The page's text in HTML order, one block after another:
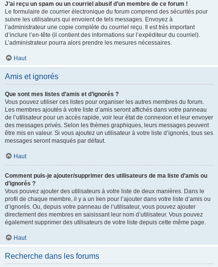
J’ai reçu un spam ou un courriel abusif d’un membre de ce forum !
Le formulaire de courrier électronique du forum comprend des sécurités pour
suivre les utilisateurs qui envoient de tels messages. Envoyez à
l’administrateur une copie complète du courriel reçu. Il est très important
d’inclure l’en-tête (il contient des informations sur l’expéditeur du courriel).
L’administrateur pourra alors prendre les mesures nécessaires.
Haut
Amis et ignorés
Que sont mes listes d’amis et d’ignorés ?
Vous pouvez utiliser ces listes pour organiser les autres membres du forum.
Les membres ajoutés à votre liste d’amis seront affichés dans votre panneau
de l’utilisateur pour un accès rapide, voir leur état de connexion et leur envoyer
des messages privés. Selon les thèmes graphiques, leurs messages peuvent
être mis en valeur. Si vous ajoutez un utilisateur à votre liste d’ignorés, tous ses
messages seront masqués par défaut.
Haut
Comment puis-je ajouter/supprimer des utilisateurs de ma liste d’amis ou
d’ignorés ?
Vous pouvez ajouter des utilisateurs à votre liste de deux manières. Dans le
profil de chaque membre, il y a un lien pour l’ajouter dans votre liste d’amis ou
d’ignorés. Ou, depuis votre panneau de l’utilisateur, vous pouvez ajouter
directement des membres en saisissant leur nom d’utilisateur. Vous pouvez
également supprimer des utilisateurs de votre liste depuis cette même page.
Haut
Recherche dans les forums